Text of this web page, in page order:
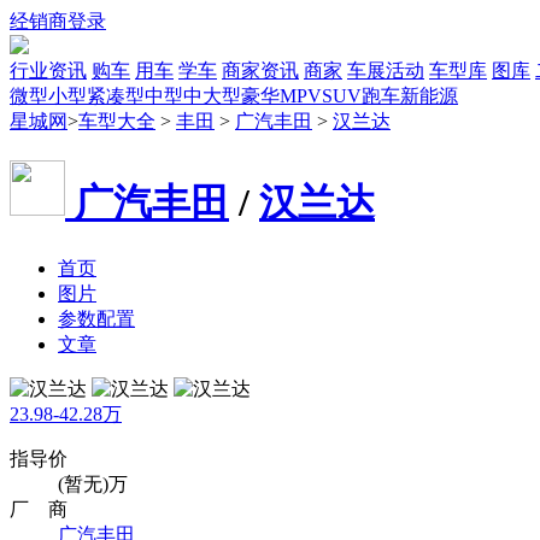
经销商登录
行业资讯 购车 用车 学车 商家资讯 商家 车展活动 车型库 图库
微型小型紧凑型中型中大型豪华MPVSUV跑车新能源
星城网>车型大全 > 丰田 > 广汽丰田 > 汉兰达
广汽丰田 / 汉兰达
首页
图片
参数配置
文章
23.98-42.28万
指导价
(暂无)万
厂 商
广汽丰田